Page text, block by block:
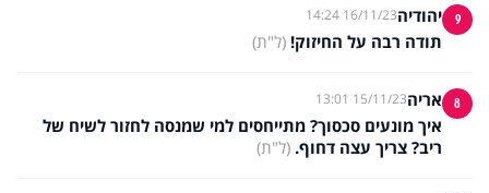
9 יהודיה16/11/23 14:24
תודה רבה על החיזוק! (ל"ת)
8 אריה15/11/23 13:01
איך מונעים סכסוך? מתייחסים למי שמנסה לחזור לשיח של
ריב? צריך עצה דחוף. (ל"ת)